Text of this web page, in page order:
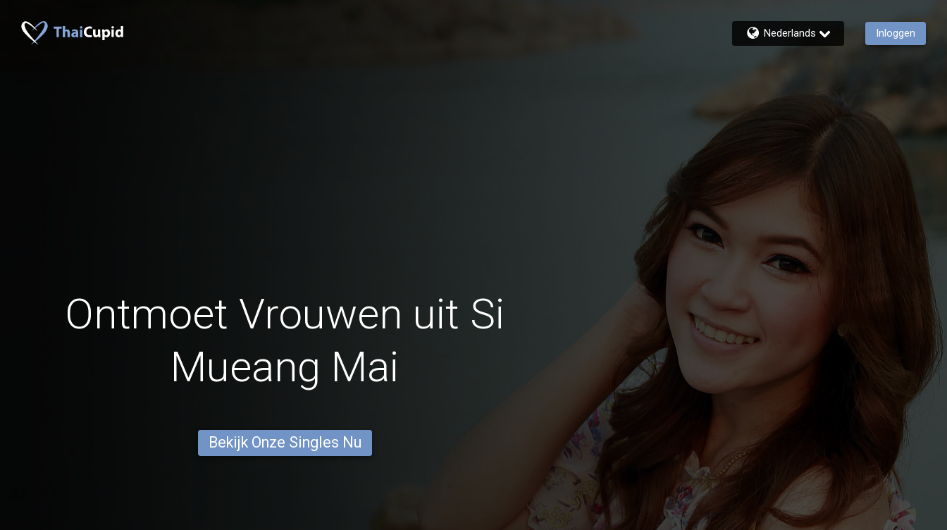
Nederlands Inloggen
Ontmoet Vrouwen uit Si
Mueang Mai
Bekijk Onze Singles Nu